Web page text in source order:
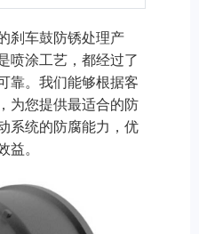
刹车鼓防锈处理产
喷涂工艺，都经过了
靠。我们能够根据客
为您提供最适合的防
系统的防腐能力，优
益。